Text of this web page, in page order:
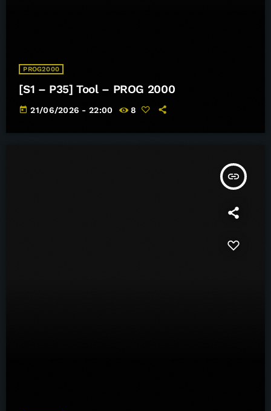
PROG2000
[S1 – P35] Tool – PROG 2000
today 21/06/2026 - 22:00 8
insert_link